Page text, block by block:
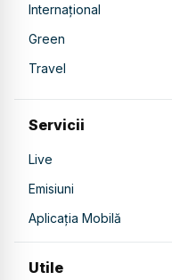
Internațional
Green
Travel
Servicii
Live
Emisiuni
Aplicația Mobilă
Utile